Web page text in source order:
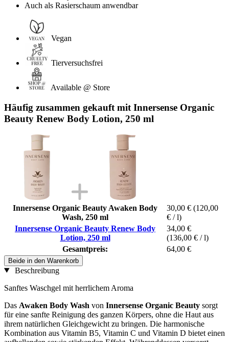
Auch als Rasierschaum anwendbar
Vegan
Tierversuchsfrei
Available @ Store
Häufig zusammen gekauft mit Innersense Organic
Beauty Renew Body Lotion, 250 ml
Innersense Organic Beauty Awaken Body
Wash, 250 ml
30,00 € (120,00
€ / l)
Innersense Organic Beauty Renew Body
Lotion, 250 ml
34,00 €
(136,00 € / l)
Gesamtpreis:
64,00 €
Beide in den Warenkorb
Beschreibung
Sanftes Waschgel mit herrlichem Aroma
Das Awaken Body Wash von Innersense Organic Beauty sorgt
für eine sanfte Reinigung des ganzen Körpers, ohne die Haut aus
ihrem natürlichen Gleichgewicht zu bringen. Die harmonische
Kombination aus Vitamin B5, Vitamin C und Vitamin D bietet einen